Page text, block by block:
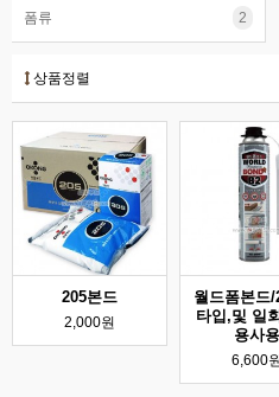
폼류 2
상품정렬
205본드
2,000원
월드폼본드/
타입,및 일
용사용
6,600원